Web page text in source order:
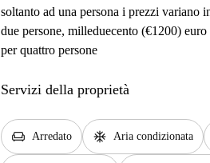
soltanto ad una persona i prezzi variano
due persone, milleduecento (€1200)
per quattro persone
Servizi della proprietà
chair Arredato ac_unit Aria condizionata